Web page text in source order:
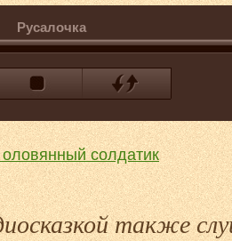
Русалочка
солдатик
также